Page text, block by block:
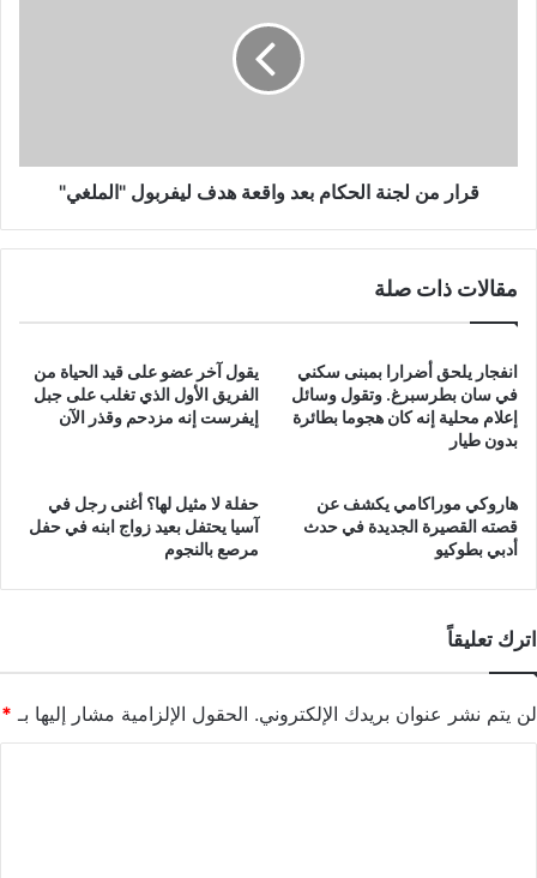
"الملغي"
قرار من لجنة الحكام بعد واقعة هدف ليفربول "الملغي"
مقالات ذات صلة
انفجار يلحق أضرارا بمبنى سكني
في سان بطرسبرغ. وتقول وسائل
إعلام محلية إنه كان هجوما بطائرة
بدون طيار
يقول آخر عضو على قيد الحياة من
الفريق الأول الذي تغلب على جبل
إيفرست إنه مزدحم وقذر الآن
هاروكي موراكامي يكشف عن
قصته القصيرة الجديدة في حدث
أدبي بطوكيو
حفلة لا مثيل لها؟ أغنى رجل في
آسيا يحتفل بعيد زواج ابنه في حفل
مرصع بالنجوم
اترك تعليقاً
لن يتم نشر عنوان بريدك الإلكتروني. الحقول الإلزامية مشار إليها بـ *